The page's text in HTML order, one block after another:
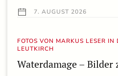
7. AUGUST 2026
FOTOS VON MARKUS LESER
LEUTKIRCH
Waterdamage –